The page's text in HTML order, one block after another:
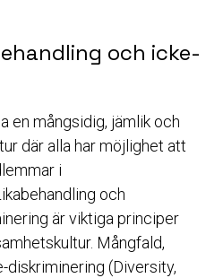
och icke-
en mångsidig, jämlik och
där alla har möjlighet att
i
och
är viktiga principer
Mångfald,
diskriminering (Diversity,